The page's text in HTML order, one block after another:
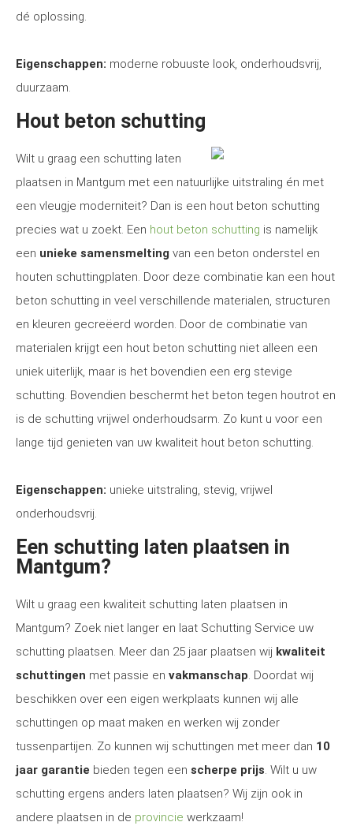
dé oplossing.
Eigenschappen: moderne robuuste look, onderhoudsvrij,
duurzaam.
Hout beton schutting
Wilt u graag een schutting laten
plaatsen in Mantgum met een natuurlijke uitstraling én met
een vleugje moderniteit? Dan is een hout beton schutting
precies wat u zoekt. Een hout beton schutting is namelijk
een unieke samensmelting van een beton onderstel en
houten schuttingplaten. Door deze combinatie kan een hout
beton schutting in veel verschillende materialen, structuren
en kleuren gecreëerd worden. Door de combinatie van
materialen krijgt een hout beton schutting niet alleen een
uniek uiterlijk, maar is het bovendien een erg stevige
schutting. Bovendien beschermt het beton tegen houtrot en
is de schutting vrijwel onderhoudsarm. Zo kunt u voor een
lange tijd genieten van uw kwaliteit hout beton schutting.
Eigenschappen: unieke uitstraling, stevig, vrijwel
onderhoudsvrij.
Een schutting laten plaatsen in
Mantgum?
Wilt u graag een kwaliteit schutting laten plaatsen in
Mantgum? Zoek niet langer en laat Schutting Service uw
schutting plaatsen. Meer dan 25 jaar plaatsen wij kwaliteit
schuttingen met passie en vakmanschap. Doordat wij
beschikken over een eigen werkplaats kunnen wij alle
schuttingen op maat maken en werken wij zonder
tussenpartijen. Zo kunnen wij schuttingen met meer dan 10
jaar garantie bieden tegen een scherpe prijs. Wilt u uw
schutting ergens anders laten plaatsen? Wij zijn ook in
andere plaatsen in de provincie werkzaam!